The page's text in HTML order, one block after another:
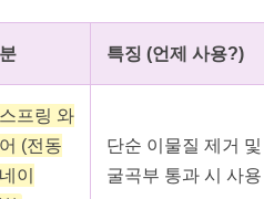
특징 (언제 사용?)
프링 와
(전동
이
단순 이물질 제거
굴곡부 통과 시 사용